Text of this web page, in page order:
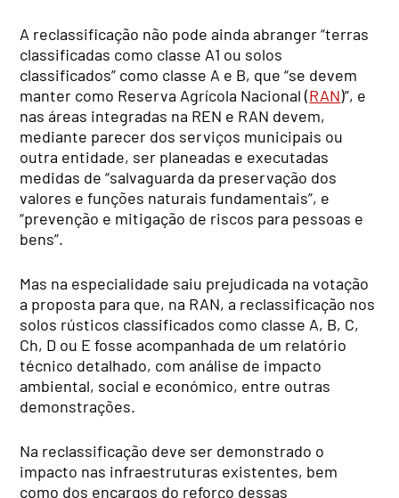
A reclassificação não pode ainda abranger “terras
classificadas como classe A1 ou solos
classificados” como classe A e B, que “se devem
manter como Reserva Agrícola Nacional (RAN)”, e
nas áreas integradas na REN e RAN devem,
mediante parecer dos serviços municipais ou
outra entidade, ser planeadas e executadas
medidas de “salvaguarda da preservação dos
valores e funções naturais fundamentais”, e
“prevenção e mitigação de riscos para pessoas e
bens”.
Mas na especialidade saiu prejudicada na votação
a proposta para que, na RAN, a reclassificação nos
solos rústicos classificados como classe A, B, C,
Ch, D ou E fosse acompanhada de um relatório
técnico detalhado, com análise de impacto
ambiental, social e económico, entre outras
demonstrações.
Na reclassificação deve ser demonstrado o
impacto nas infraestruturas existentes, bem
como dos encargos do reforço dessas